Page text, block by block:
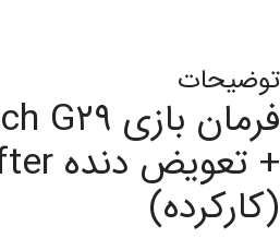
توضیحات
(کارکرده)